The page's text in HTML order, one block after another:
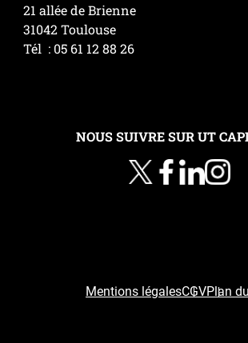
21 allée de Brienne
31042 Toulouse
Tél : 05 61 12 88 26
NOUS SUIVRE SUR UT
Mentions légalesCGVPlan